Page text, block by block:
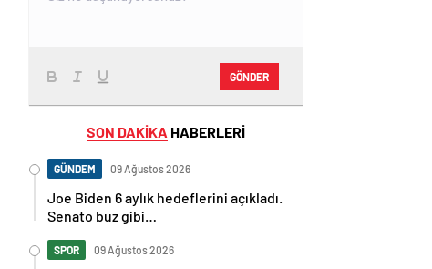
GÖNDER
SON DAKİKA HABERLERİ
GÜNDEM 09 Ağustos 2026
Joe Biden 6 aylık hedeflerini açıkladı.
Senato buz gibi…
SPOR 09 Ağustos 2026